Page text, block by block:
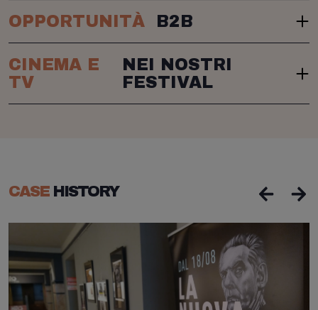
OPPORTUNITÀ B2B
CINEMA E
TV
NEI NOSTRI
FESTIVAL
CASEHISTORY